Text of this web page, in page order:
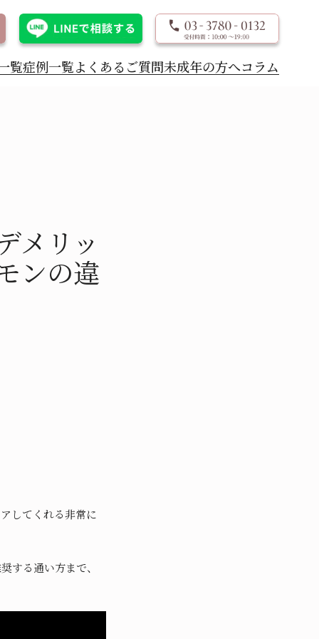
覧症例一覧よくあるご質問未成年の方へコラム
メリッ
ンの違
してくれる非常に
する通い方まで、